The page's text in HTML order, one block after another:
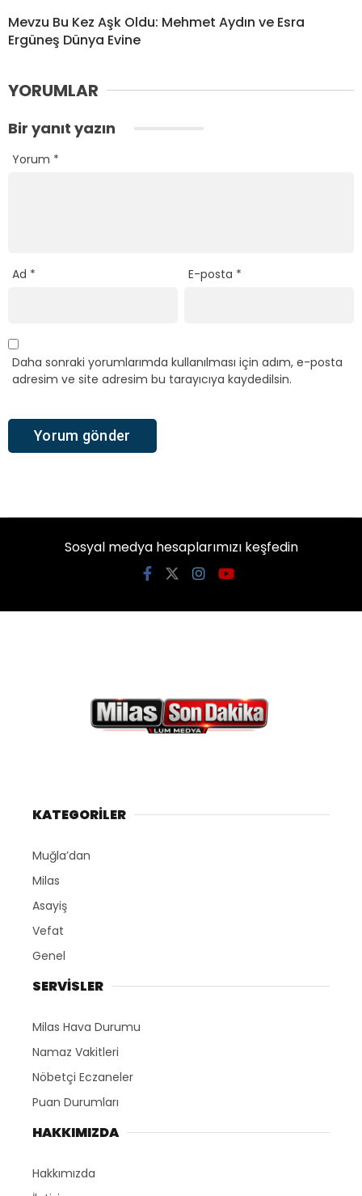
Mevzu Bu Kez Aşk Oldu: Mehmet Aydın ve Esra
Ergüneş Dünya Evine
YORUMLAR
Bir yanıt yazın
Yorum *
Ad * E-posta *
Daha sonraki yorumlarımda kullanılması için adım, e-posta
adresim ve site adresim bu tarayıcıya kaydedilsin.
Sosyal medya hesaplarımızı keşfedin
KATEGORİLER
Muğla’dan
Milas
Asayiş
Vefat
Genel
SERVİSLER
Milas Hava Durumu
Namaz Vakitleri
Nöbetçi Eczaneler
Puan Durumları
HAKKIMIZDA
Hakkımızda